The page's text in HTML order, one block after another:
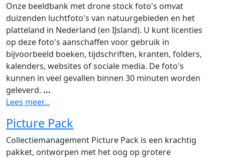
Onze beeldbank met drone stock foto's omvat
duizenden luchtfoto's van natuurgebieden en het
platteland in Nederland (en IJsland). U kunt licenties
op deze foto's aanschaffen voor gebruik in
bijvoorbeeld boeken, tijdschriften, kranten, folders,
kalenders, websites of sociale media. De foto's
kunnen in veel gevallen binnen 30 minuten worden
geleverd. ...
Lees meer...
Picture Pack
Collectiemanagement Picture Pack is een krachtig
pakket, ontworpen met het oog op grotere